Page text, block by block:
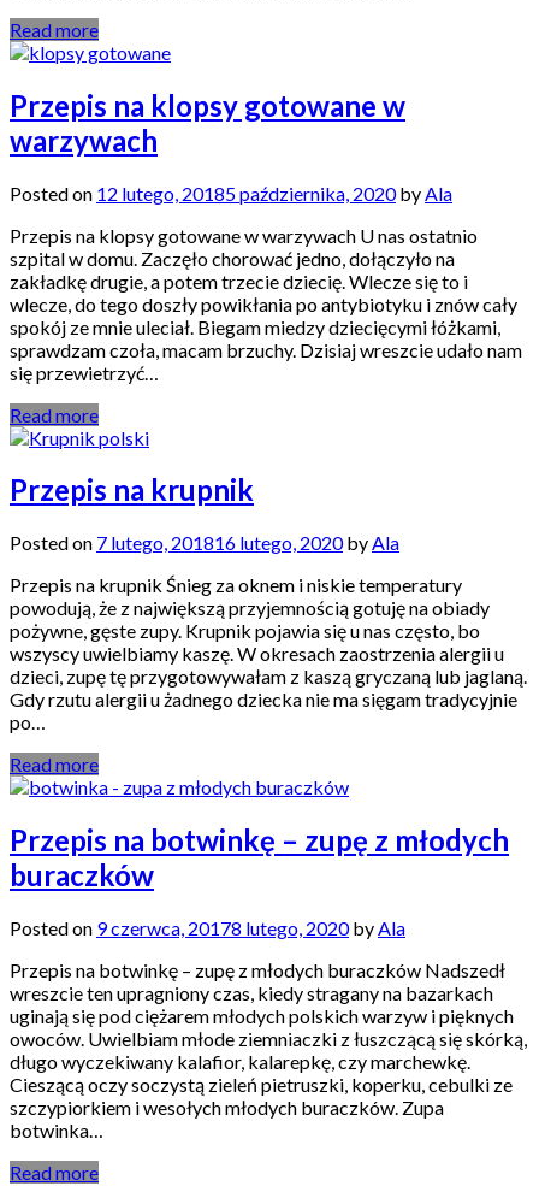
Read more
Przepis na klopsy gotowane w
warzywach
Posted on 12 lutego, 20185 października, 2020by Ala
Przepis na klopsy gotowane w warzywach U nas ostatnio
szpital w domu. Zaczęło chorować jedno, dołączyło na
zakładkę drugie, a potem trzecie dziecię. Wlecze się to i
wlecze, do tego doszły powikłania po antybiotyku i znów cały
spokój ze mnie uleciał. Biegam miedzy dziecięcymi łóżkami,
sprawdzam czoła, macam brzuchy. Dzisiaj wreszcie udało nam
się przewietrzyć…
Read more
Przepis na krupnik
Posted on 7 lutego, 201816 lutego, 2020byAla
Przepis na krupnik Śnieg za oknem i niskie temperatury
powodują, że z największą przyjemnością gotuję na obiady
pożywne, gęste zupy. Krupnik pojawia się u nas często, bo
wszyscy uwielbiamy kaszę. W okresach zaostrzenia alergii u
dzieci, zupę tę przygotowywałam z kaszą gryczaną lub jaglaną.
Gdy rzutu alergii u żadnego dziecka nie ma sięgam tradycyjnie
po…
Read more
Przepis na botwinkę – zupę z młodych
buraczków
Posted on 9 czerwca, 20178 lutego, 2020byAla
Przepis na botwinkę – zupę z młodych buraczków Nadszedł
wreszcie ten upragniony czas, kiedy stragany na bazarkach
uginają się pod ciężarem młodych polskich warzyw i pięknych
owoców. Uwielbiam młode ziemniaczki z łuszczącą się skórką,
długo wyczekiwany kalafior, kalarepkę, czy marchewkę.
Cieszącą oczy soczystą zieleń pietruszki, koperku, cebulki ze
szczypiorkiem i wesołych młodych buraczków. Zupa
botwinka…
Read more